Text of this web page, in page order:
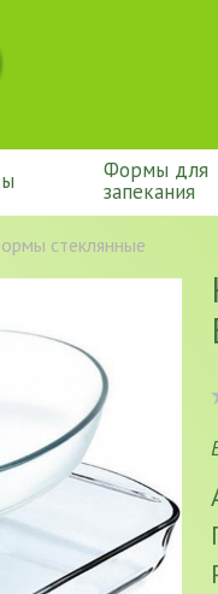
Формы для
запекания
стеклянные